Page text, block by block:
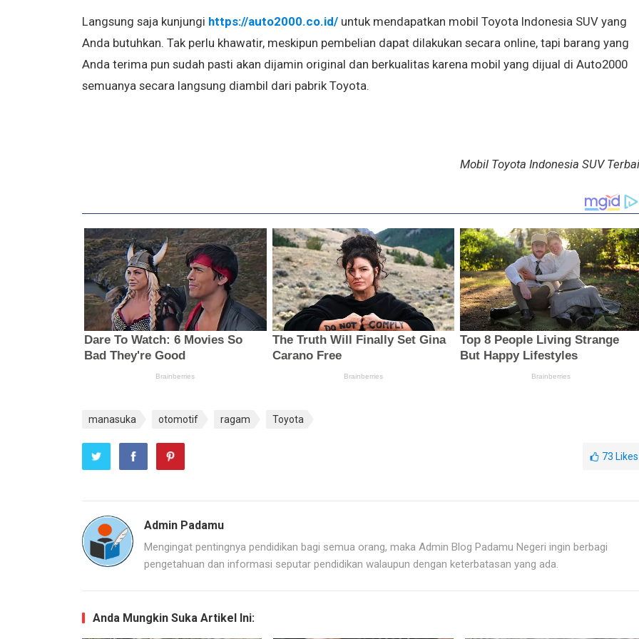
Langsung saja kunjungi https://auto2000.co.id/untuk mendapatkan mobil Toyota Indonesia SUV yang
Anda butuhkan. Tak perlu khawatir, meskipun pembelian dapat dilakukan secara online, tapi barang yang
Anda terima pun sudah pasti akan dijamin original dan berkualitas karena mobil yang dijual di Auto2000
semuanya secara langsung diambil dari pabrik Toyota.
Mobil Toyota Indonesia SUV
manasuka otomotif ragam Toyota
73 Likes
Admin Padamu
Mengingat pentingnya pendidikan bagi semua orang, maka Admin Blog Padamu Negeri ingin berbagi
pengetahuan dan informasi seputar pendidikan walaupun dengan keterbatasan yang ada.
Anda Mungkin Suka Artikel Ini: